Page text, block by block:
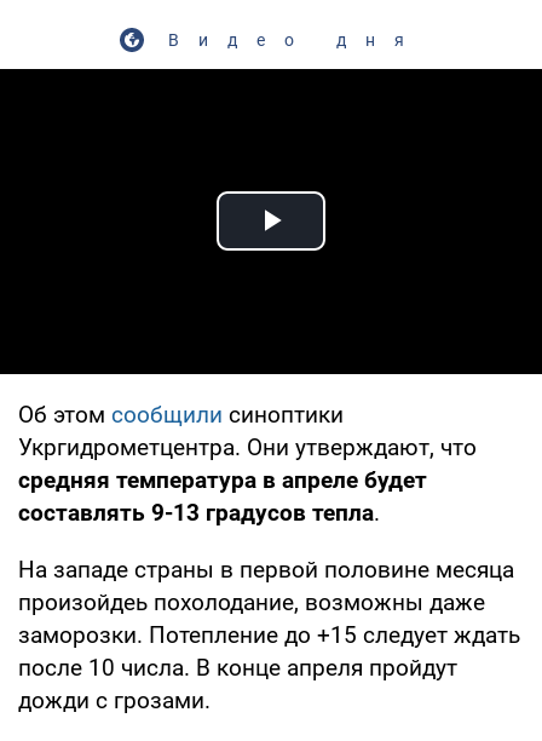
Видео дня
Play Video
Об этом сообщили синоптики
Укргидрометцентра. Они утверждают, что
средняя температура в апреле будет
составлять 9-13 градусов тепла.
На западе страны в первой половине месяца
произойдеь похолодание, возможны даже
заморозки. Потепление до +15 следует ждать
после 10 числа. В конце апреля пройдут
дожди с грозами.